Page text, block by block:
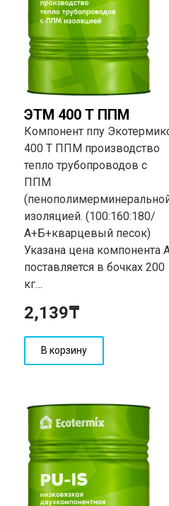
ЭТМ 400 Т ППМ
Компонент ппу
400 Т ППМ производство
тепло трубопроводов с
ППМ
изоляцией. (100:160:180/
А+Б+кварцевый песок)
Указана цена компонента
поставляется в бочках 200
кг…
2,139₸
В корзину